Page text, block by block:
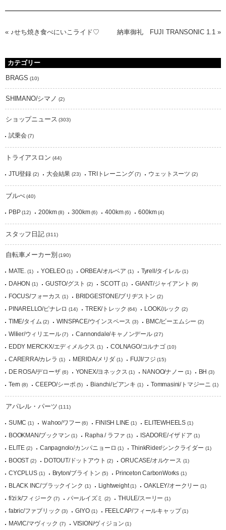
« ♪せち焼き食べにいこライド♡ 納車御礼 FUJI TRANSONIC 1.1 »
カテゴリー
BRAGS (10)
SHIMANO/シマノ (2)
ショップニュース (303)
試乗会(7)
トライアスロン (44)
JTU登録 (2) 大会結果 (23) TRIトレーニング (7) ウェットスーツ (2)
ブルべ(40)
PBP(12) 200km(8) 300km(6) 400km(6) 600km(4)
スタッフ日記(311)
自転車メーカー別 (190)
MATE. (1) YOELEO(1) ORBEA/オルベア (1) Tyrell/タイレル(1)
DAHON (1) GUSTO/グスト (2) SCOTT (1) GIANT/ジャイアント (9)
FOCUS/フォーカス (1) BRIDGESTONE/ブリヂストン (2)
PINARELLO/ピナレロ (14) TREK/トレック (64) LOOK/ルック (2)
TIME/タイム (2) WINSPACE/ウインスペース (3) BMC/ビーエムシー (2)
Wilier/ウィリエール(7) Cannondale/キャノンデール(27)
EDDY MERCKX/エディメルクス (1) COLNAGO/コルナゴ (10)
CARERRA/カレラ (1) MERIDA/メリダ (1) FUJI/フジ (15)
DE ROSA/デローザ (6) YONEX/ヨネックス (1) NANOO/ナノー (1) BH (3)
Tern (8) CEEPO/シーポ (5) Bianchi/ビアンキ (1) Tommasini/トマジーニ (1)
アパレル・パーツ (111)
SUMC (1) Ｗahoo/ワフー (6) FINISH LINE (1) ELITEWHEELS (1)
BOOKMAN/ブックマン (1) Rapha / ラファ (1) ISADORE/イザドア (1)
ELITE (2) Canpagnolo/カンパニョーロ (1) ThinkRider/シンクライダー (1)
BOOST (2) DOTOUT/ドットアウト (2) ORUCASE/オルケース (1)
CYCPLUS(1) Bryton/ブライトン (5) Princeton CarbonWorks (1)
BLACK INC/ブラックインク (1) Lightweight(1) OAKLEY/オークリー (1)
fi'zi:k/フィジーク (7) パールイズミ (2) THULE/スーリー (1)
fabric/ファブリック (3) GIYO(1) FEELCAP/フィールキャップ(1)
MAVIC/マヴィック (7) VISION/ヴィジョン (1)